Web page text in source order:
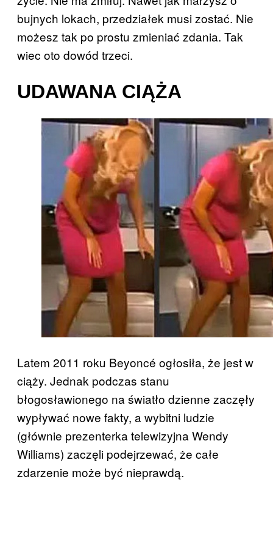
bujnych lokach, przedziałek musi zostać. Nie
możesz tak po prostu zmieniać zdania. Tak
wiec oto dowód trzeci.
UDAWANA CIĄŻA
Latem 2011 roku Beyoncé ogłosiła, że jest w
ciąży. Jednak podczas stanu
błogosławionego na światło dzienne zaczęły
wypływać nowe fakty, a wybitni ludzie
(głównie prezenterka telewizyjna Wendy
Williams) zaczęli podejrzewać, że całe
zdarzenie może być nieprawdą.